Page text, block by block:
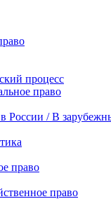
процесс
право
России / В
право
право